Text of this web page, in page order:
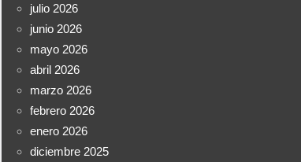
julio 2026
junio 2026
mayo 2026
abril 2026
marzo 2026
febrero 2026
enero 2026
diciembre 2025